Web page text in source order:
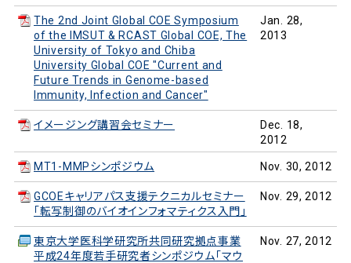
The 2nd Joint Global COE Symposium
of the IMSUT & RCAST Global COE, The
University of Tokyo and Chiba
University Global COE "Current and
Future Trends in Genome-based
Immunity, Infection and Cancer"
Jan. 28,
2013
イメージング講習会セミナー
Dec. 18,
2012
MT1-MMPシンポジウム Nov. 30, 2012
GCOEキャリアパス支援テクニカルセミナー
「転写制御のバイオインフォマティクス入門」
Nov. 29, 2012
東京大学医科学研究所共同研究拠点事業
平成24年度若手研究者シンポジウム「マウ
Nov. 27, 2012